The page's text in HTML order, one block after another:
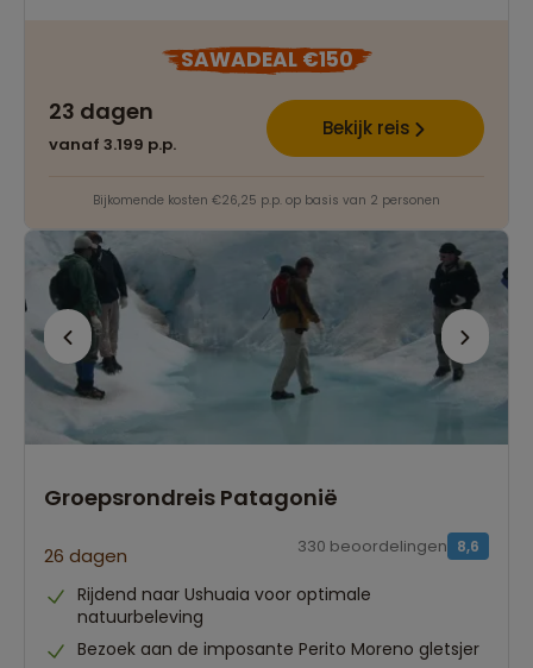
SAWADEAL €150
23 dagen
vanaf 3.199 p.p.
Bekijk reis
Bijkomende kosten €26,25 p.p. op basis van 2 personen
Groepsrondreis Patagonië
26 dagen 8,6
330 beoordelingen
Rijdend naar Ushuaia voor optimale
natuurbeleving
Bezoek aan de imposante Perito Moreno gletsjer